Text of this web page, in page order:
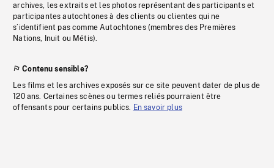
archives, les extraits et les photos représentant des participants et
participantes autochtones à des clients ou clientes qui ne
s’identifient pas comme Autochtones (membres des Premières
Nations, Inuit ou Métis).
Contenu sensible?
Les films et les archives exposés sur ce site peuvent dater de plus de
120 ans. Certaines scènes ou termes reliés pourraient être
offensants pour certains publics. En savoir plus